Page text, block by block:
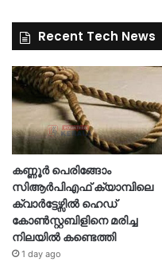
Recent Tech News
കണ്ണൂർ പെരിങ്ങോം
സിആർപിഎഫ് ക്യാമ്പിലെ
ക്വാർട്ടേഴ്സിൽ ഹെഡ്
കോൺസ്റ്റബിളിനെ മരിച്ച
നിലയിൽ കണ്ടെത്തി
1 day ago